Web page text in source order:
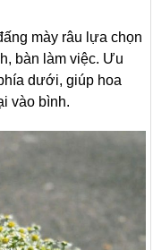
mày râu lựa chọn
bàn làm việc. Ưu
dưới, giúp hoa
vào bình.